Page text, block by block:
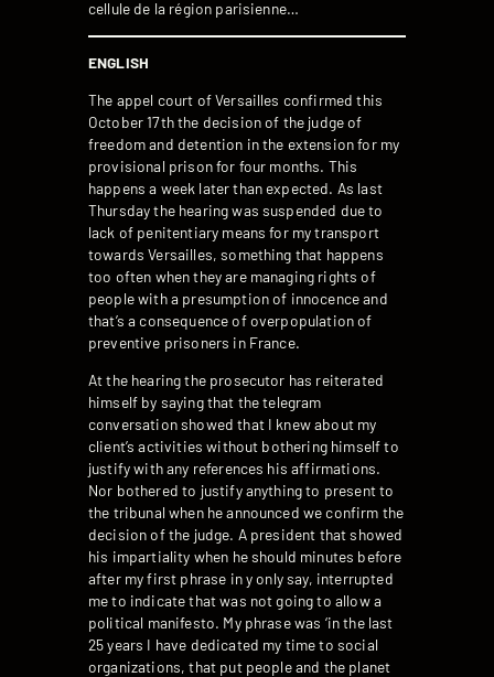
cellule de la région parisienne…
ENGLISH
The appel court of Versailles confirmed this
October 17th the decision of the judge of
freedom and detention in the extension for my
provisional prison for four months. This
happens a week later than expected. As last
Thursday the hearing was suspended due to
lack of penitentiary means for my transport
towards Versailles, something that happens
too often when they are managing rights of
people with a presumption of innocence and
that’s a consequence of overpopulation of
preventive prisoners in France.
At the hearing the prosecutor has reiterated
himself by saying that the telegram
conversation showed that I knew about my
client’s activities without bothering himself to
justify with any references his affirmations.
Nor bothered to justify anything to present to
the tribunal when he announced we confirm the
decision of the judge. A president that showed
his impartiality when he should minutes before
after my first phrase in y only say, interrupted
me to indicate that was not going to allow a
political manifesto. My phrase was ‘in the last
25 years I have dedicated my time to social
organizations, that put people and the planet